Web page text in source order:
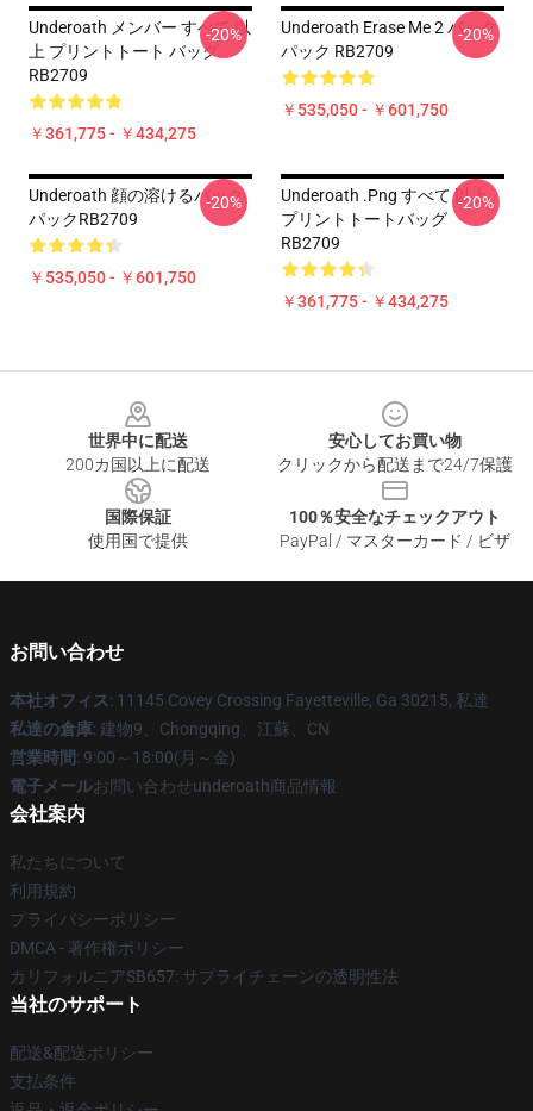
Underoath メンバー すべて 以
上 プリントトート バッグ
RB2709
￥361,775 - ￥434,275
-20%
Underoath Erase Me 2 バック
パック RB2709
￥535,050 - ￥601,750
-20%
Underoath 顔の溶けるバック
パックRB2709
￥535,050 - ￥601,750
-20%
Underoath .png すべて 以上
プリントトートバッグ
RB2709
￥361,775 - ￥434,275
-20%
世界中に配送
200カ国以上に配送
安心してお買い物
クリックから配送まで24/7保護
国際保証
使用国で提供
100％安全なチェックアウト
PayPal / マスターカード / ビザ
お問い合わせ
本社オフィス: 11145 Covey Crossing Fayetteville, Ga 30215, 私達
私達の倉庫: 建物9、Chongqing、江蘇、CN
営業時間: 9:00～18:00(月～金)
電子メールお問い合わせunderoath商品情報
会社案内
私たちについて
利用規約
プライバシーポリシー
DMCA - 著作権ポリシー
カリフォルニアSB657: サプライチェーンの透明性法
当社のサポート
配送&配送ポリシー
支払条件